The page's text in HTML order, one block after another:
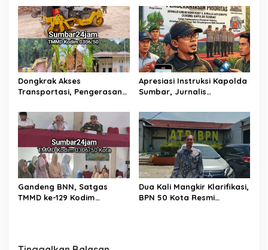
Ziarah Rombongan di TMP
Tatura PALU
Menghubungkan Dua
Tepian
Dongkrak Akses
Transportasi, Pengerasan
Buluh Kasok Mulai Dikebut
Apresiasi Instruksi Kapolda
Sumbar, Jurnalis
Pemberantasan Kejahatan
BBM dan Tambang Ilegal
Gandeng BNN, Satgas
TMMD ke-129 Kodim
Dua Kali Mangkir Klarifikasi,
BPN 50 Kota Resmi